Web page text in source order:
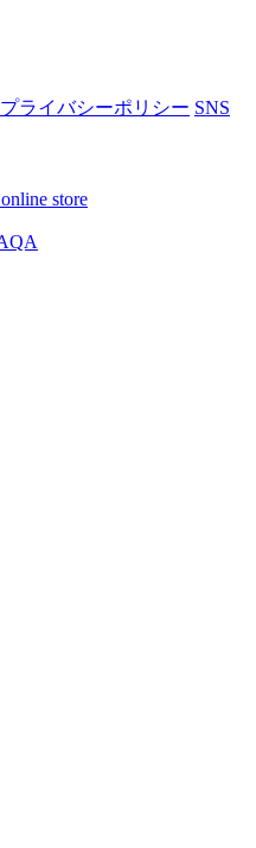
プライバシーポリシー SNS